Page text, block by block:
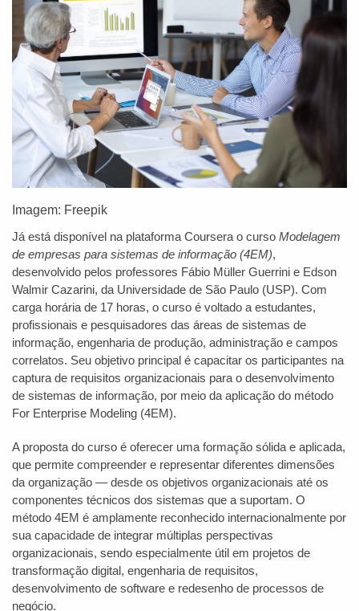
Imagem: Freepik
Já está disponível na plataforma Coursera o curso Modelagem
de empresas para sistemas de informação (4EM),
desenvolvido pelos professores Fábio Müller Guerrini e Edson
Walmir Cazarini, da Universidade de São Paulo (USP). Com
carga horária de 17 horas, o curso é voltado a estudantes,
profissionais e pesquisadores das áreas de sistemas de
informação, engenharia de produção, administração e campos
correlatos. Seu objetivo principal é capacitar os participantes na
captura de requisitos organizacionais para o desenvolvimento
de sistemas de informação, por meio da aplicação do método
For Enterprise Modeling (4EM).
A proposta do curso é oferecer uma formação sólida e aplicada,
que permite compreender e representar diferentes dimensões
da organização — desde os objetivos organizacionais até os
componentes técnicos dos sistemas que a suportam. O
método 4EM é amplamente reconhecido internacionalmente por
sua capacidade de integrar múltiplas perspectivas
organizacionais, sendo especialmente útil em projetos de
transformação digital, engenharia de requisitos,
desenvolvimento de software e redesenho de processos de
negócio.